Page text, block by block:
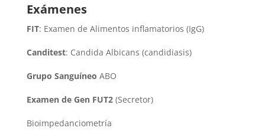
Exámenes
FIT: Examen de Alimentos inflamatorios (IgG)
Canditest: Candida Albicans (candidiasis)
Grupo Sanguíneo ABO
Examen de Gen FUT2(Secretor)
Bioimpedanciometría